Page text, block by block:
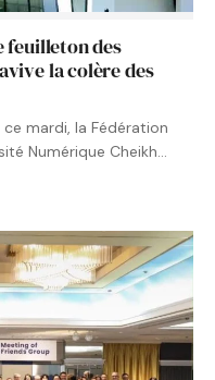
feuilleton des
la colère des
mardi, la Fédération
Numérique Cheikh